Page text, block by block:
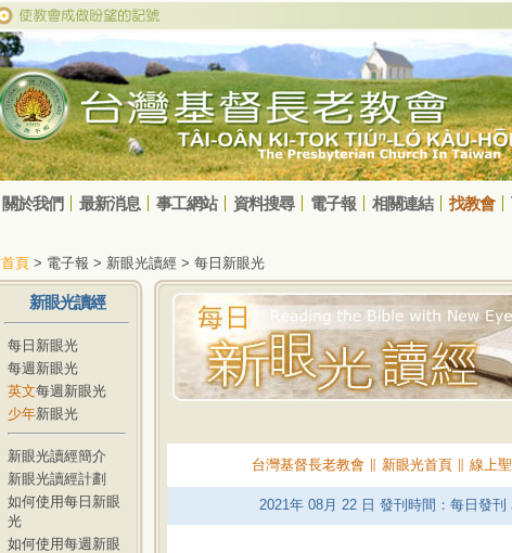
關於我們 最新消息 事工網站 資料搜尋 電子報 相關連結 找教會
首頁 > 電子報 > 新眼光讀經 > 每日新眼光
新眼光讀經
每日新眼光
每週新眼光
英文每週新眼光
少年新眼光
新眼光讀經簡介
新眼光讀經計劃
如何使用每日新眼
光
如何使用每週新眼
台灣基督長老教會∥ 新眼光首頁∥ 線上
2021年 08月 22日 發刊時間：每日發刊